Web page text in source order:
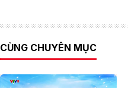
CÙNG CHUYÊN MỤC